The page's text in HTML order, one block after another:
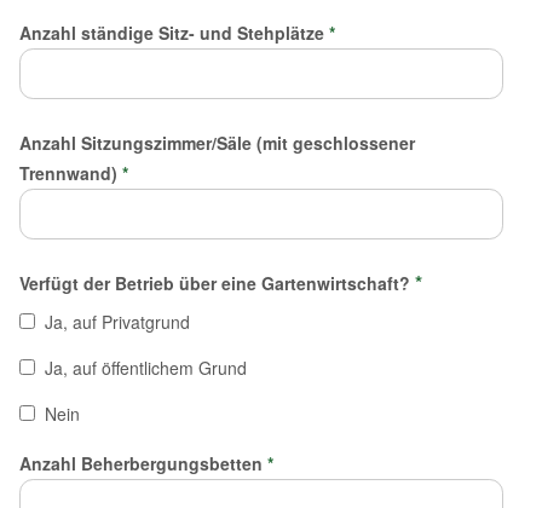
Anzahl ständige Sitz- und Stehplätze *
Anzahl Sitzungszimmer/Säle (mit geschlossener
Trennwand) *
Verfügt der Betrieb über eine Gartenwirtschaft? *
Ja, auf Privatgrund
Ja, auf öffentlichem Grund
Nein
Anzahl Beherbergungsbetten *